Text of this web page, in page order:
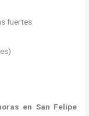
fuertes
en San Felipe